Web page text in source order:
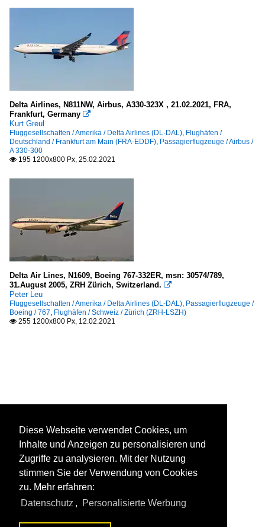
Delta Airlines, N811NW, Airbus, A330-323X , 21.02.2021, FRA,
Frankfurt, Germany 
Kurt Greul
Fluggesellschaften / Amerika / Delta Airlines (DL-DAL), Flughäfen /
Deutschland / Frankfurt am Main (FRA-EDDF), Passagierflugzeuge / Airbus /
A 330-300
 195 1200x800 Px, 25.02.2021
Delta Air Lines, N1609, Boeing 767-332ER, msn: 30574/789,
31.August 2005, ZRH Zürich, Switzerland. 
Peter Leu
Fluggesellschaften / Amerika / Delta Airlines (DL-DAL), Passagierflugzeuge /
Boeing / 767, Flughäfen / Schweiz / Zürich (ZRH-LSZH)
 255 1200x800 Px, 12.02.2021
Diese Webseite verwendet Cookies, um
Inhalte und Anzeigen zu personalisieren und
Zugriffe zu analysieren. Mit der Nutzung
stimmen Sie der Verwendung von Cookies
zu. Mehr erfahren:
Datenschutz , Personalisierte Werbung